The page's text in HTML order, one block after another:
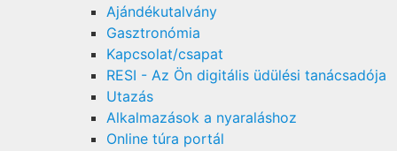
Ajándékutalvány
Gasztronómia
Kapcsolat/csapat
RESI - Az Ön digitális üdülési tanácsadója
Utazás
Alkalmazások a nyaraláshoz
Online túra portál